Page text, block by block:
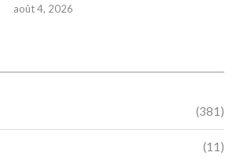
août 4, 2026
(381)
(11)